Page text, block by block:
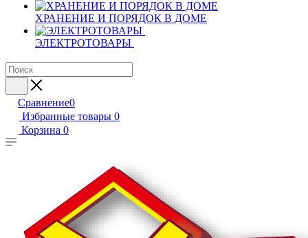
ХРАНЕНИЕ И ПОРЯДОК В ДОМЕ
ЭЛЕКТРОТОВАРЫ
Сравнение0
Избранные товары 0
Корзина 0